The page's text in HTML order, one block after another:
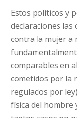
Estos políticos y
declaraciones las
contra la mujer a
comparables en
cometidos por la
regulados por
física del hombre